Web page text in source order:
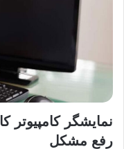
نمایشگر
رفع مشکل